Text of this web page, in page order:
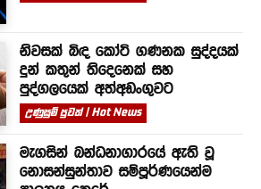
නිවසක් බිඳ කෝටි ගණනක සුද්දයක්
දුන් කතුන් තිදෙනෙක් සහ
පුද්ගලයෙක් අත්අඩංගුවට
උණුසුම් පුවත් | Hot News
මැගසින් බන්ධනාගාරයේ ඇති වූ
නොසන්සුන්තාව සම්පූර්ණයෙන්ම